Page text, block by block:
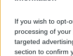
If you wish to opt-
processing of
targeted
section to confirm